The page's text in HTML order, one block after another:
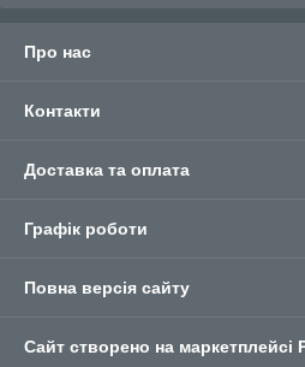
Про нас
Контакти
Доставка та оплата
Графік роботи
Повна версія сайту
Сайт створено на маркетплейсі